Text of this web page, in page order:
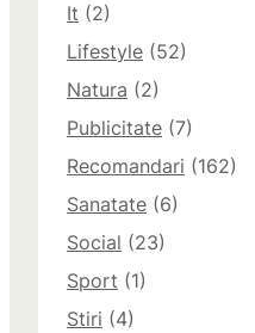
It (2)
Lifestyle (52)
Natura (2)
Publicitate (7)
Recomandari (162)
Sanatate (6)
Social (23)
Sport (1)
Stiri (4)